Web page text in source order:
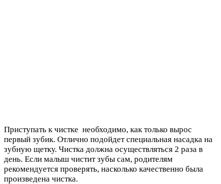
Приступать к чистке необходимо, как только вырос
первый зубик. Отлично подойдет специальная насадка на
зубную щетку. Чистка должна осуществляться 2 раза в
день. Если малыш чистит зубы сам, родителям
рекомендуется проверять, насколько качественно была
произведена чистка.